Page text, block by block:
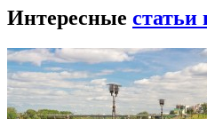
Интересные статьи